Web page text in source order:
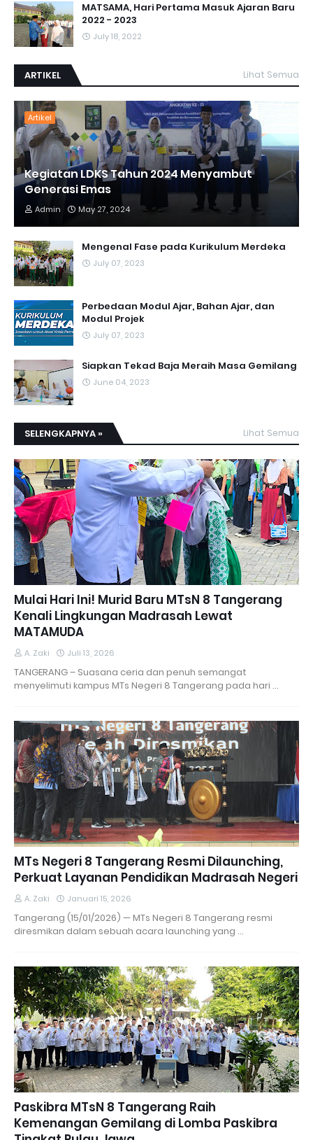
MATSAMA, Hari Pertama Masuk Ajaran Baru
2022 - 2023
July 18, 2022
ARTIKEL Lihat Semua
Artikel
Kegiatan LDKS Tahun 2024 Menyambut
Generasi Emas
Admin May 27, 2024
Mengenal Fase pada Kurikulum Merdeka
July 07, 2023
Perbedaan Modul Ajar, Bahan Ajar, dan
Modul Projek
July 07, 2023
Siapkan Tekad Baja Meraih Masa Gemilang
June 04, 2023
SELENGKAPNYA » Lihat Semua
Mulai Hari Ini! Murid Baru MTsN 8 Tangerang
Kenali Lingkungan Madrasah Lewat
MATAMUDA
A. Zaki Juli 13, 2026
TANGERANG – Suasana ceria dan penuh semangat
menyelimuti kampus MTs Negeri 8 Tangerang pada hari …
MTs Negeri 8 Tangerang Resmi Dilaunching,
Perkuat Layanan Pendidikan Madrasah Negeri
A. Zaki Januari 15, 2026
Tangerang (15/01/2026) — MTs Negeri 8 Tangerang resmi
diresmikan dalam sebuah acara launching yang …
Paskibra MTsN 8 Tangerang Raih
Kemenangan Gemilang di Lomba Paskibra